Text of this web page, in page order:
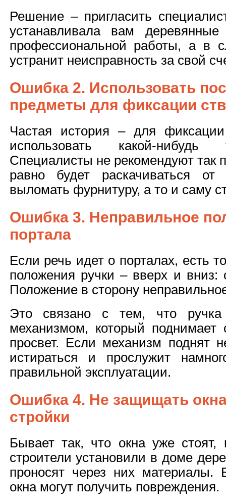
Решение – пригласить
устанавливала вам
профессиональной работы, а в
устранит неисправность за свой
Ошибка 2. Использовать
предметы для фиксации
Частая история – для
использовать какой-
Специалисты не рекомендуют так
равно будет раскачиваться
выломать фурнитуру, а то и саму
Ошибка 3. Неправильное
портала
Если речь идет о порталах, есть
положения ручки – вверх и вниз:
Положение в сторону
Это связано с тем, что ручка
механизмом, который поднимает
просвет. Если механизм поднят
истираться и прослужит
правильной эксплуатации.
Ошибка 4. Не защищать
стройки
Бывает так, что окна уже
строители установили в доме
проносят через них материалы.
окна могут получить повреждения.